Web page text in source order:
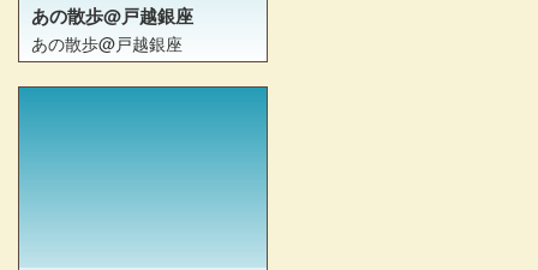
あの散歩@戸越銀座
あの散歩@戸越銀座
https://t.co/shZZFZG3g5 #と
りあんどでり #安納サオリ #